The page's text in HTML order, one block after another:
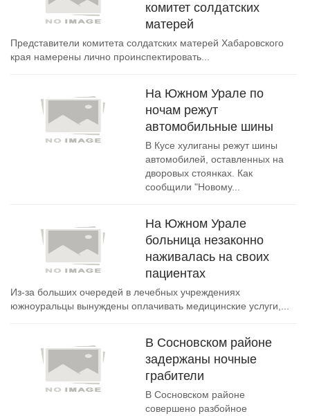
комитет солдатских
матерей
Представители комитета солдатских матерей Хабаровского
края намерены лично проинспектировать...
На Южном Урале по
ночам режут
автомобильные шины
В Кусе хулиганы режут шины
автомобилей, оставленных на
дворовых стоянках. Как
сообщили "Новому...
На Южном Урале
больница незаконно
наживалась на своих
пациентах
Из-за больших очередей в лечебных учреждениях
южноуральцы вынуждены оплачивать медицинские услуги,...
В Сосновском районе
задержаны ночные
грабители
В Сосновском районе
совершено разбойное